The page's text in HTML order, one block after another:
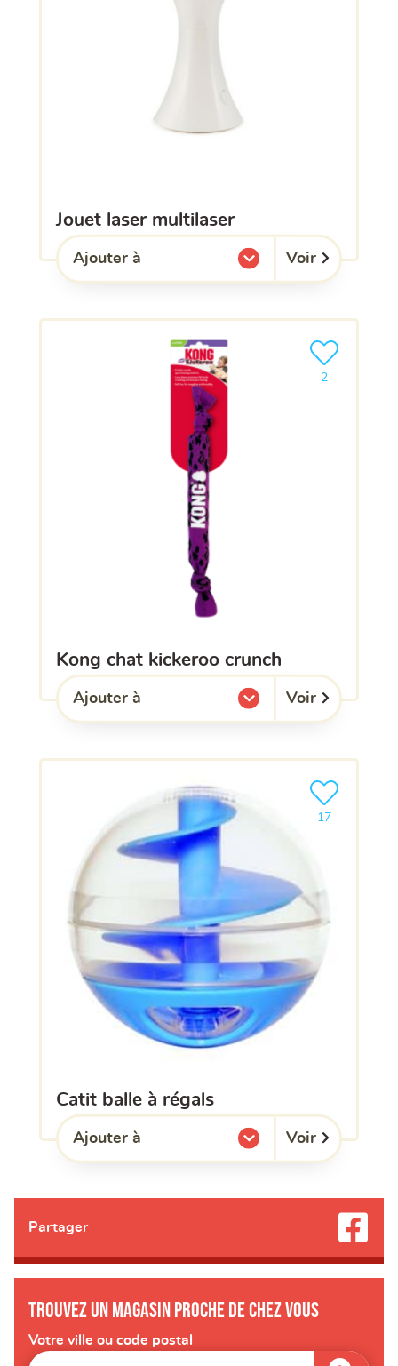
jouet laser multilaser
Ajouter à
l'une de mes listes. Voir
kong chat kickeroo crunch
2
Ajouter le
Ajouter à
l'une de mes listes. Voir
catit balle à régals
17
Ajouter le
Ajouter à
l'une de mes listes. Voir
Partager
Trouvez un magasin proche de chez vous
Votre ville ou code postal